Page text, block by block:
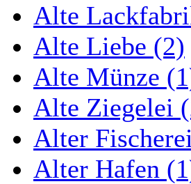
Alte
Alte Liebe (2)
Alte Münze
Alte Ziegelei
Alter
Alter Hafen